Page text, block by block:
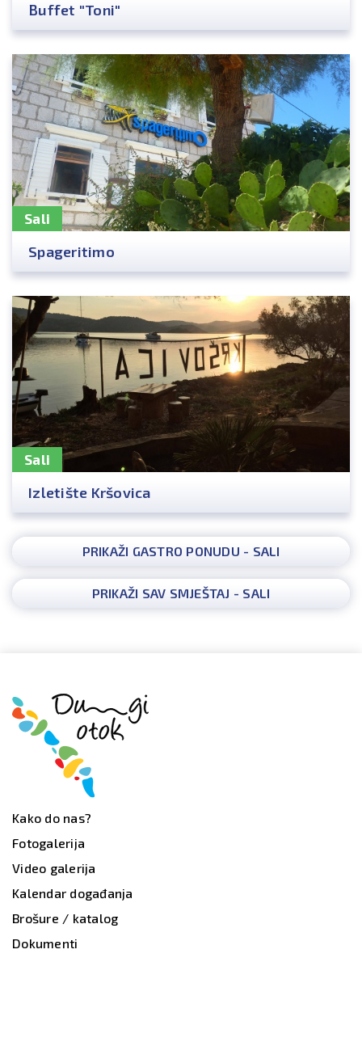
Buffet "Toni"
Sali
Spageritimo
Sali
Izletište Kršovica
PRIKAŽI GASTRO PONUDU - SALI
PRIKAŽI SAV SMJEŠTAJ - SALI
Kako do nas?
Fotogalerija
Video galerija
Kalendar događanja
Brošure / katalog
Dokumenti